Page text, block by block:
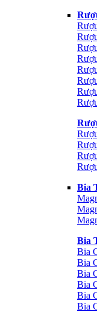
Bia
Bia
Bia
Bia
Bia
Bia
Bia
Bia